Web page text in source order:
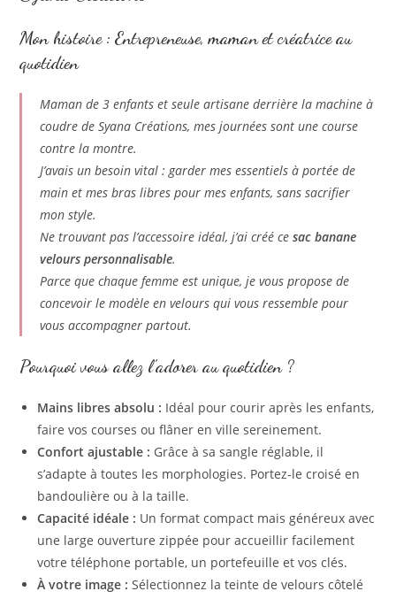
Mon histoire : Entrepreneuse, maman et créatrice au
quotidien
Maman de 3 enfants et seule artisane derrière la machine à
coudre de Syana Créations, mes journées sont une course
contre la montre.
J’avais un besoin vital : garder mes essentiels à portée de
main et mes bras libres pour mes enfants, sans sacrifier
mon style.
Ne trouvant pas l’accessoire idéal, j’ai créé cesac banane
velours personnalisable.
Parce que chaque femme est unique, je vous propose de
concevoir le modèle en velours qui vous ressemble pour
vous accompagner partout.
Pourquoi vous allez l’adorer au quotidien ?
Mains libres absolu : Idéal pour courir après les enfants,
faire vos courses ou flâner en ville sereinement.
Confort ajustable : Grâce à sa sangle réglable, il
s’adapte à toutes les morphologies. Portez-le croisé en
bandoulière ou à la taille.
Capacité idéale : Un format compact mais généreux avec
une large ouverture zippée pour accueillir facilement
votre téléphone portable, un portefeuille et vos clés.
À votre image : Sélectionnez la teinte de velours côtelé